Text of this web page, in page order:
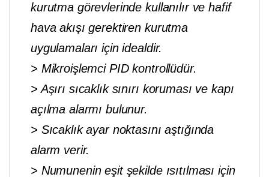
kurutma görevlerinde kullanılır ve hafif
hava akışı gerektiren kurutma
uygulamaları için idealdir.
> Mikroişlemci PID kontrollüdür.
> Aşırı sıcaklık sınırı koruması ve kapı
açılma alarmı bulunur.
> Sıcaklık ayar noktasını aştığında
alarm verir.
> Numunenin eşit şekilde ısıtılması için